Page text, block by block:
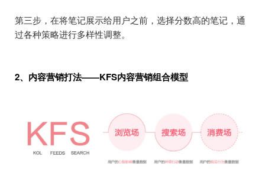
第三步，在将笔记展示给用户之前，选择分数高的笔记，通
过各种策略进行多样性调整。
2、内容营销打法——KFS内容营销组合模型